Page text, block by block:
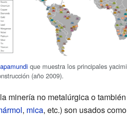
que muestra los principales
(año 2009).
minería no metalúrgica o
, mica, etc.) son usados